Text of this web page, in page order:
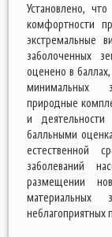
Установлено,
комфортности
экстремальные
заболоченных
оценено в
минимальных
природные
и
балльными
естественной
заболеваний
размещении
материальных
неблагоприятных